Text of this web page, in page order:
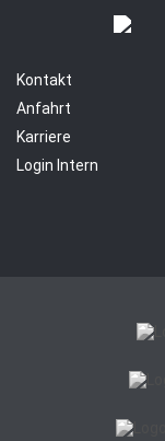
Kontakt
Anfahrt
Karriere
Login Intern